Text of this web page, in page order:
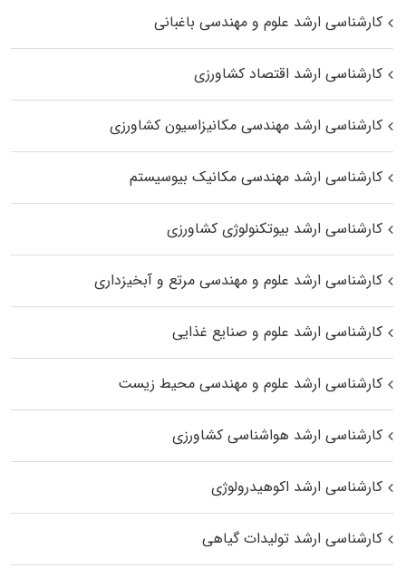
کارشناسی ارشد علوم و مهندسی باغبانی
کارشناسی ارشد اقتصاد کشاورزی
کارشناسی ارشد مهندسی مکانیزاسیون کشاورزی
کارشناسی ارشد مهندسی مکانیک بیوسیستم
کارشناسی ارشد بیوتکنولوژی کشاورزی
کارشناسی ارشد علوم و مهندسی مرتع و آبخیزداری
کارشناسی ارشد علوم و صنایع غذایی
کارشناسی ارشد علوم و مهندسی محیط زیست
کارشناسی ارشد هواشناسی کشاورزی
کارشناسی ارشد اکوهیدرولوژی
کارشناسی ارشد تولیدات گیاهی